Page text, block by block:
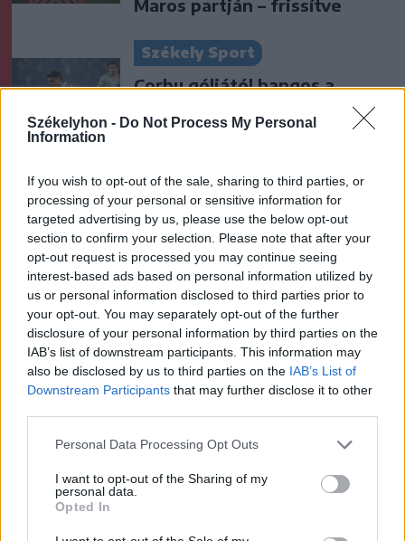
Székelyhon - Do Not Process My Personal
Information
If you wish to opt-out of the sale, sharing to third parties, or
processing of your personal or sensitive information for
targeted advertising by us, please use the below opt-out
section to confirm your selection. Please note that after your
opt-out request is processed you may continue seeing
interest-based ads based on personal information utilized by
us or personal information disclosed to third parties prior to
your opt-out. You may separately opt-out of the further
disclosure of your personal information by third parties on the
IAB’s list of downstream participants. This information may
also be disclosed by us to third parties on the IAB’s List of
Downstream Participants that may further disclose it to other
Personal Data Processing Opt Outs
I want to opt-out of the Sharing of my
personal data.
Opted In
Maros partján – frissítve
Székely Sport
Corbu góljától hangos a
válogatott meghívót
Krónika
Büntetőfeljelentést tett
Majka ügyvédje a romániai
telefonszámról érkezett
fenyegetés miatt
Székely Sport
Nagy pofonba szaladt belé a
Kolozsvári CFR, kikapott a
Győr és a Loki is
Nőileg
Sándor Ella: Na, indíts, s